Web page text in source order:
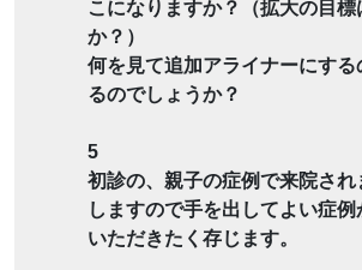
こになりますか？（拡大の目
か？）
何を見て追加アライナーにす
るのでしょうか？
5
初診の、親子の症例で来院さ
しますので手を出してよい症
いただきたく存じます。